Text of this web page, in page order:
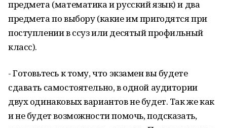
предмета (математика и русский язык) и два
предмета по выбору (какие им пригодятся при
поступлении в ссуз или десятый профильный
класс).
- Готовьтесь к тому, что экзамен вы будете
сдавать самостоятельно, в одной аудитории
двух одинаковых вариантов не будет. Так же как
и не будет возможности помочь, подсказать,